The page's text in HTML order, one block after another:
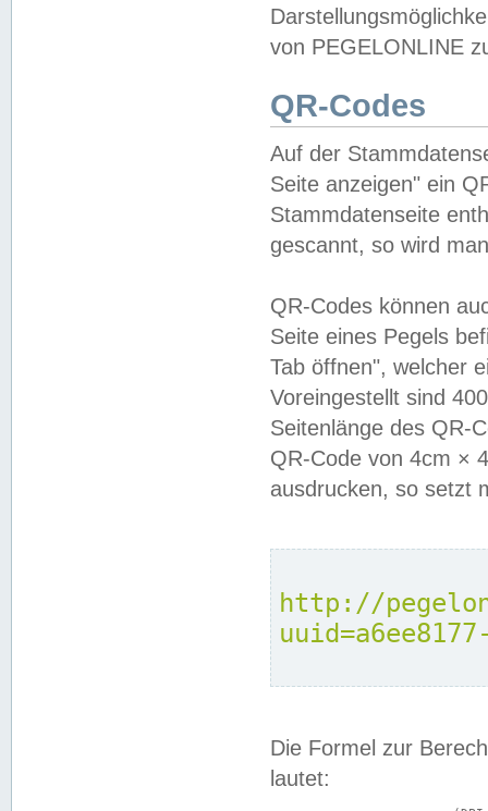
von PEGELONLINE
QR-Codes
Auf der
Seite anzeigen" ein
Stammdatenseite
gescannt, so wird
QR-Codes können
Seite eines Pegels
Tab öffnen", welcher
Voreingestellt sind
Seitenlänge des QR-
QR-Code von 4cm ×
ausdrucken, so setzt
http://
Die Formel zur
lautet: